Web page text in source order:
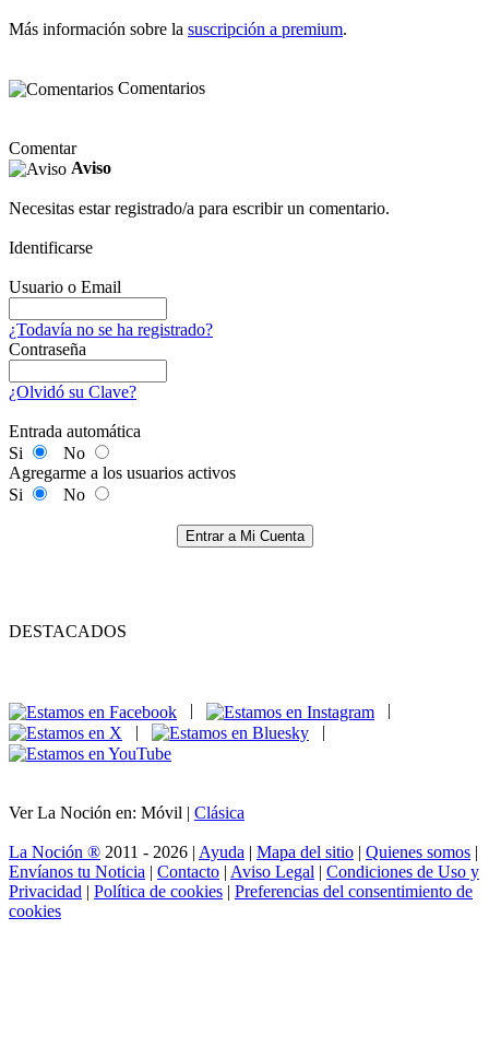
Más información sobre la suscripción a premium.
Comentarios
Comentar
Aviso
Necesitas estar registrado/a para escribir un comentario.
Identificarse
Usuario o Email
¿Todavía no se ha registrado?
Contraseña
¿Olvidó su Clave?
Entrada automática
Si
No
Agregarme a los usuarios activos
Si
No
Entrar a Mi Cuenta
DESTACADOS
|
|
Ver La Noción en: Móvil | Clásica
La Noción ® 2011 - 2026 | Ayuda | Mapa del sitio | Quienes somos |
Envíanos tu Noticia | Contacto | Aviso Legal | Condiciones de Uso y
Privacidad | Política de cookies | Preferencias del consentimiento de
cookies